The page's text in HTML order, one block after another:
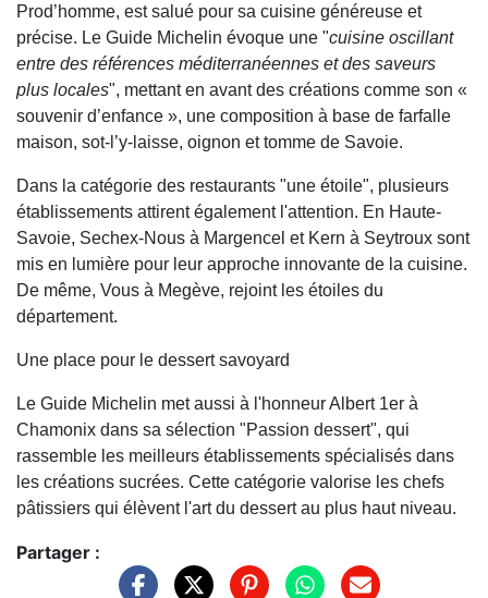
Prod’homme, est salué pour sa cuisine généreuse et
précise. Le Guide Michelin évoque une "cuisine oscillant
entre des références méditerranéennes et des saveurs
plus locales", mettant en avant des créations comme son «
souvenir d’enfance », une composition à base de farfalle
maison, sot-l’y-laisse, oignon et tomme de Savoie.
Dans la catégorie des restaurants "une étoile", plusieurs
établissements attirent également l'attention. En Haute-
Savoie, Sechex-Nous à Margencel et Kern à Seytroux sont
mis en lumière pour leur approche innovante de la cuisine.
De même, Vous à Megève, rejoint les étoiles du
département.
Une place pour le dessert savoyard
Le Guide Michelin met aussi à l'honneur Albert 1er à
Chamonix dans sa sélection "Passion dessert", qui
rassemble les meilleurs établissements spécialisés dans
les créations sucrées. Cette catégorie valorise les chefs
pâtissiers qui élèvent l'art du dessert au plus haut niveau.
Partager :